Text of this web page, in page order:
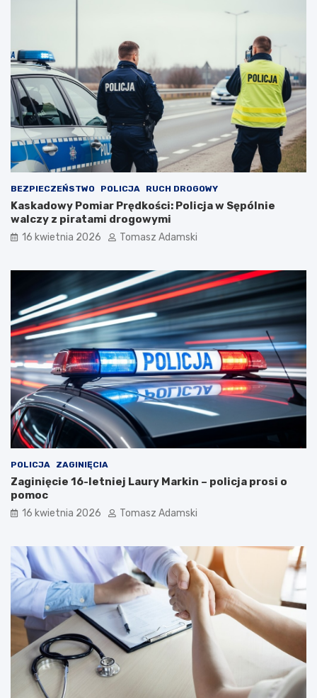
BEZPIECZEŃSTWO POLICJA RUCH DROGOWY
Kaskadowy Pomiar Prędkości: Policja w Sępólnie
walczy z piratami drogowymi
16 kwietnia 2026 Tomasz Adamski
POLICJA ZAGINIĘCIA
Zaginięcie 16-letniej Laury Markin – policja prosi o
pomoc
16 kwietnia 2026 Tomasz Adamski